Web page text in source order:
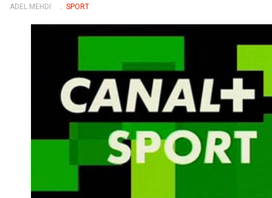
ADEL MEHDI SPORT